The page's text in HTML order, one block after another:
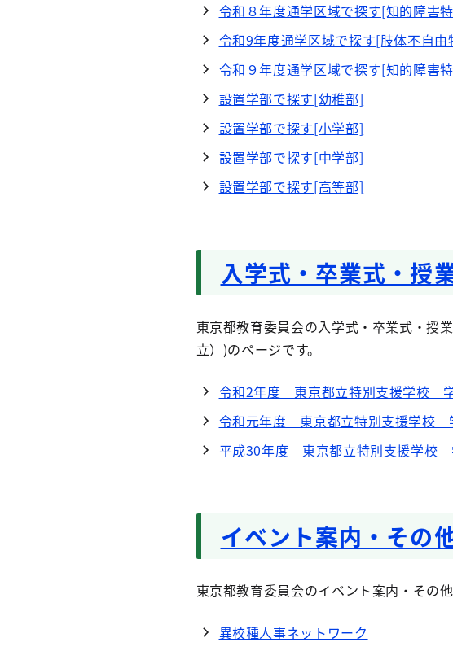
令和８年度通学区域で探す[知的障害
令和9年度通学区域で探す[肢体不自由
令和９年度通学区域で探す[知的障害
設置学部で探す[幼稚部]
設置学部で探す[小学部]
設置学部で探す[中学部]
設置学部で探す[高等部]
入学式・卒業式・授
東京都教育委員会の入学式・卒業式・授
立）)のページです。
令和2年度 東京都立特別支援学校
令和元年度 東京都立特別支援学校
平成30年度 東京都立特別支援学校
イベント案内・その
東京都教育委員会のイベント案内・その
異校種人事ネットワーク